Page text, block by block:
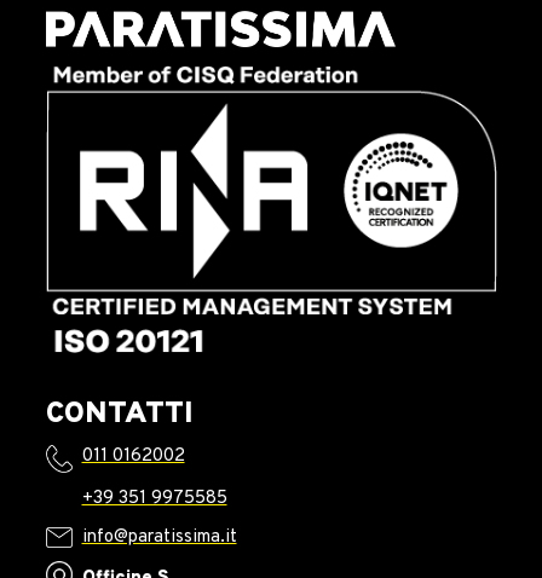
CONTATTI
011 0162002
+39 351 9975585
info@paratissima.it